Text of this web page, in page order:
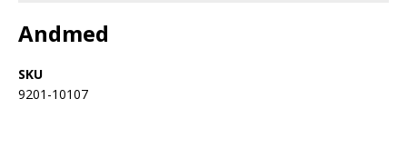
Andmed
SKU
9201-10107